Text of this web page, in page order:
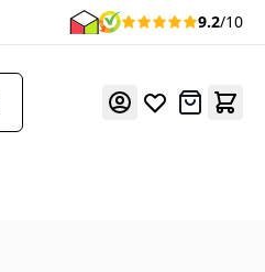
9.2/10
Offerte